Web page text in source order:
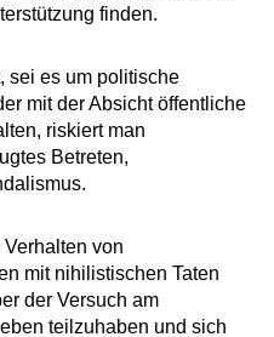
finden.
sei es um politische
mit der Absicht öffentliche
riskiert man
Betreten,
von
mit nihilistischen Taten
der Versuch am
teilzuhaben und sich